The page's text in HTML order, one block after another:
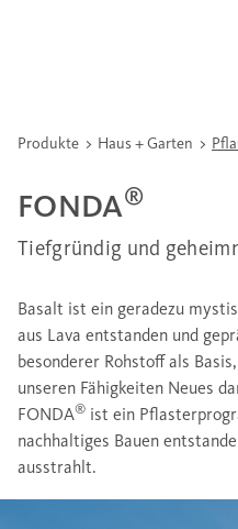
Produkte Haus + Garten
FONDA®
Tiefgründig und
Basalt ist ein geradezu
aus Lava entstanden und
besonderer Rohstoff als
unseren Fähigkeiten Neues
FONDA® ist ein
nachhaltiges Bauen
ausstrahlt.